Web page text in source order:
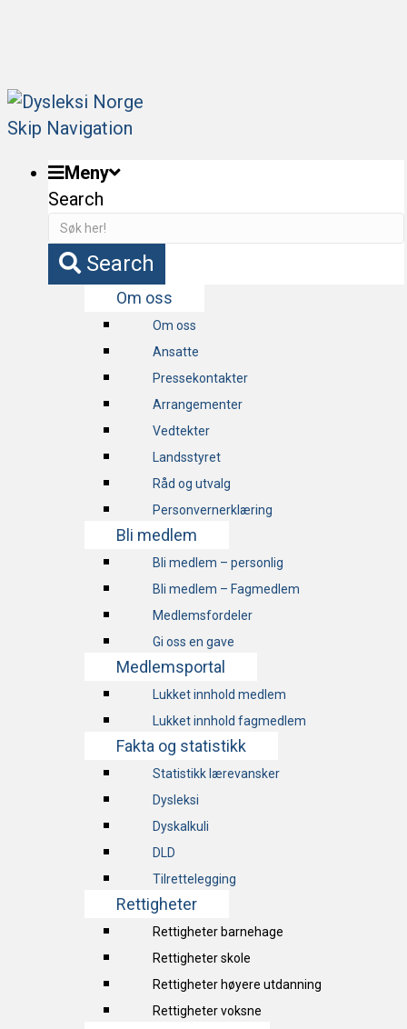
Skip Navigation
Meny
Search
Search
Om oss
Om oss
Ansatte
Pressekontakter
Arrangementer
Vedtekter
Landsstyret
Råd og utvalg
Personvernerklæring
Bli medlem
Bli medlem – personlig
Bli medlem – Fagmedlem
Medlemsfordeler
Gi oss en gave
Medlemsportal
Lukket innhold medlem
Lukket innhold fagmedlem
Fakta og statistikk
Statistikk lærevansker
Dysleksi
Dyskalkuli
DLD
Tilrettelegging
Rettigheter
Rettigheter barnehage
Rettigheter skole
Rettigheter høyere utdanning
Rettigheter voksne